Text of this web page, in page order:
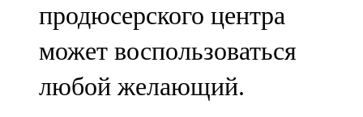
продюсерского центра
может воспользоваться
любой желающий.